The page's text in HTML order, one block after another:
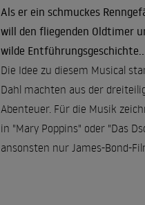
Als er ein schmuckes
will den fliegenden Oldtimer
wilde
Die Idee zu diesem Musical
Dahl machten aus der
Abenteuer. Für die Musik
in "Mary Poppins" oder "Das
ansonsten nur James-Bond-